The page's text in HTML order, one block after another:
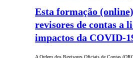
Esta formação
revisores de contas a
impactos da COVID-
A Ordem dos Revisores Oficiais de Contas